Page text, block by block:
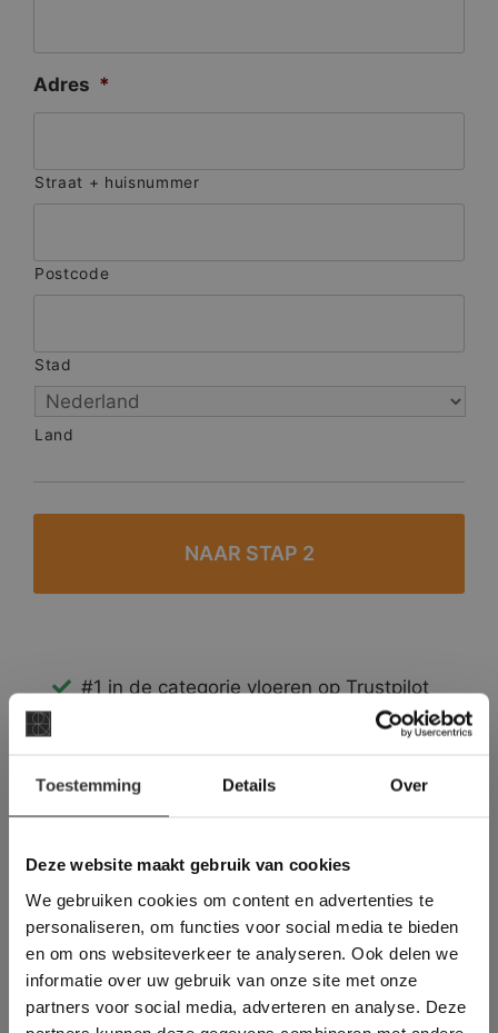
Toestemming Details Over
Deze website maakt gebruik van cookies
We gebruiken cookies om content en advertenties te
personaliseren, om functies voor social media te bieden
en om ons websiteverkeer te analyseren. Ook delen we
informatie over uw gebruik van onze site met onze
partners voor social media, adverteren en analyse. Deze
Adres *
Straat + huisnummer
Postcode
Stad
Land
#1 in de categorie vloeren op Trustpilot
Binnen 24 uur een passende offerte
Meer dan 500 m2 showroom
Deze website maakt
gebruik van cookies.
This Cookie Banner was deleted and is no
longer working. Please contact the website
administrator.
Deze website gebruikt cookies om de
gebruikerservaring te verbeteren. Door
gebruik te maken van onze website geeft u
toestemming voor alle cookies in
overeenstemming met ons cookiebeleid.Lees
verder